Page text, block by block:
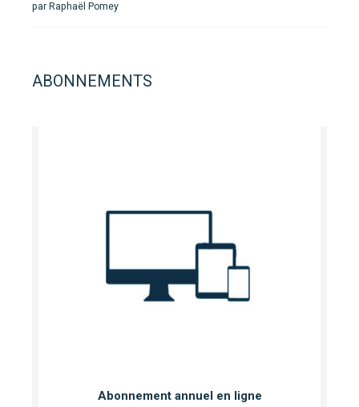
par Raphaël Pomey
ABONNEMENTS
Abonnement annuel en ligne